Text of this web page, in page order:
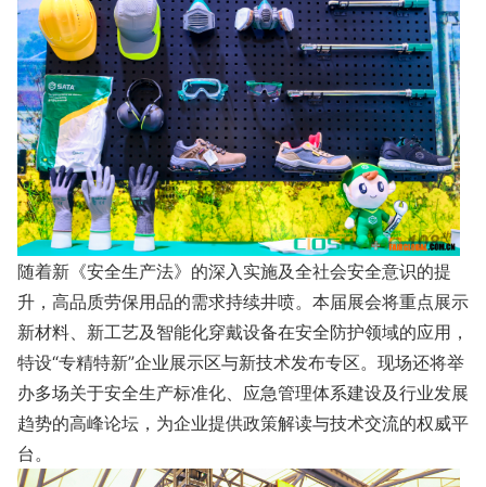
随着新《安全生产法》的深入实施及全社会安全意识的提
升，高品质劳保用品的需求持续井喷。本届展会将重点展示
新材料、新工艺及智能化穿戴设备在安全防护领域的应用，
特设“专精特新”企业展示区与新技术发布专区。现场还将举
办多场关于安全生产标准化、应急管理体系建设及行业发展
趋势的高峰论坛，为企业提供政策解读与技术交流的权威平
台。